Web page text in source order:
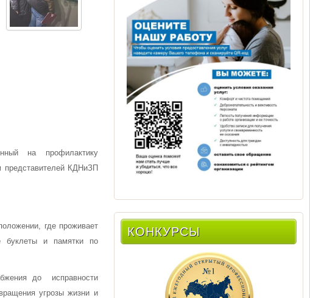
на профилактику
представителей КДНиЗП
где проживает
буклеты и памятки по
до исправности
угрозы жизни и
КОНКУРСЫ